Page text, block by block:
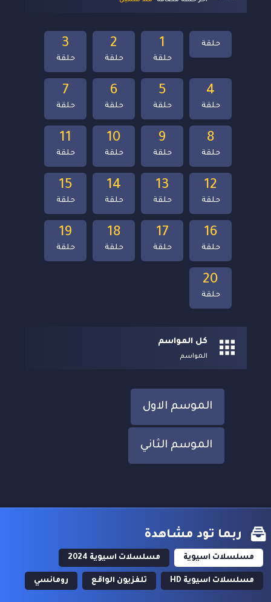
20
حلقة
19
حلقة
18
حلقة
17
حلقة
16
حلقة
15
حلقة
14
حلقة
13
حلقة
12
حلقة
11
حلقة
10
حلقة
9
حلقة
8
حلقة
7
حلقة
6
حلقة
5
حلقة
4
حلقة
3
حلقة
2
حلقة
1
حلقة
حلقة
كل المواسم
المواسم
الموسم الاول
الموسم الثاني
ربما تود مشاهدة
مسلسلات اسيوية مسلسلات اسيوية 2024
مسلسلات اسيوية HD تلفزيون الواقع رومانسي